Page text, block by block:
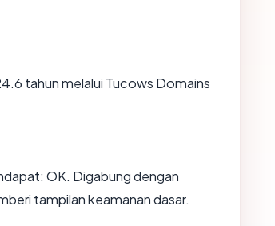
tahun melalui Tucows Domains
OK. Digabung dengan
tampilan keamanan dasar.